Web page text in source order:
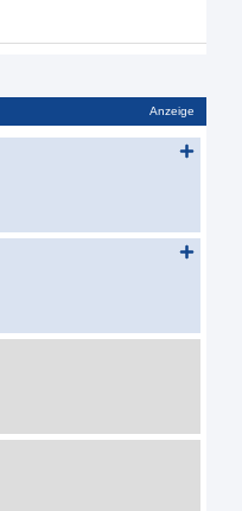
Anzeige